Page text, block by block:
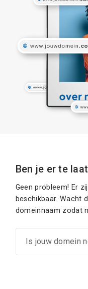
Ben je er te
Geen probleem! Er
beschikbaar. Wacht
domeinnaam zodat